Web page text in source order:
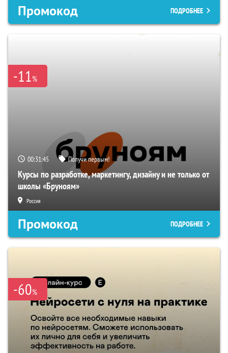
Промокод ПОДРОБНЕЕ
-11%
00:31:44 Получи первым!
Курсы по разработке, маркетингу, дизайну и не только от
школы «Бруноям»
Россия
Промокод ПОДРОБНЕЕ
-60%